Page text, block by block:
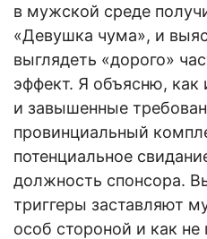
в мужской среде
«Девушка чума», и
выглядеть «дорого»
эффект. Я объясню, как
и завышенные
провинциальный
потенциальное
должность спонсора.
триггеры заставляют
особ стороной и как не